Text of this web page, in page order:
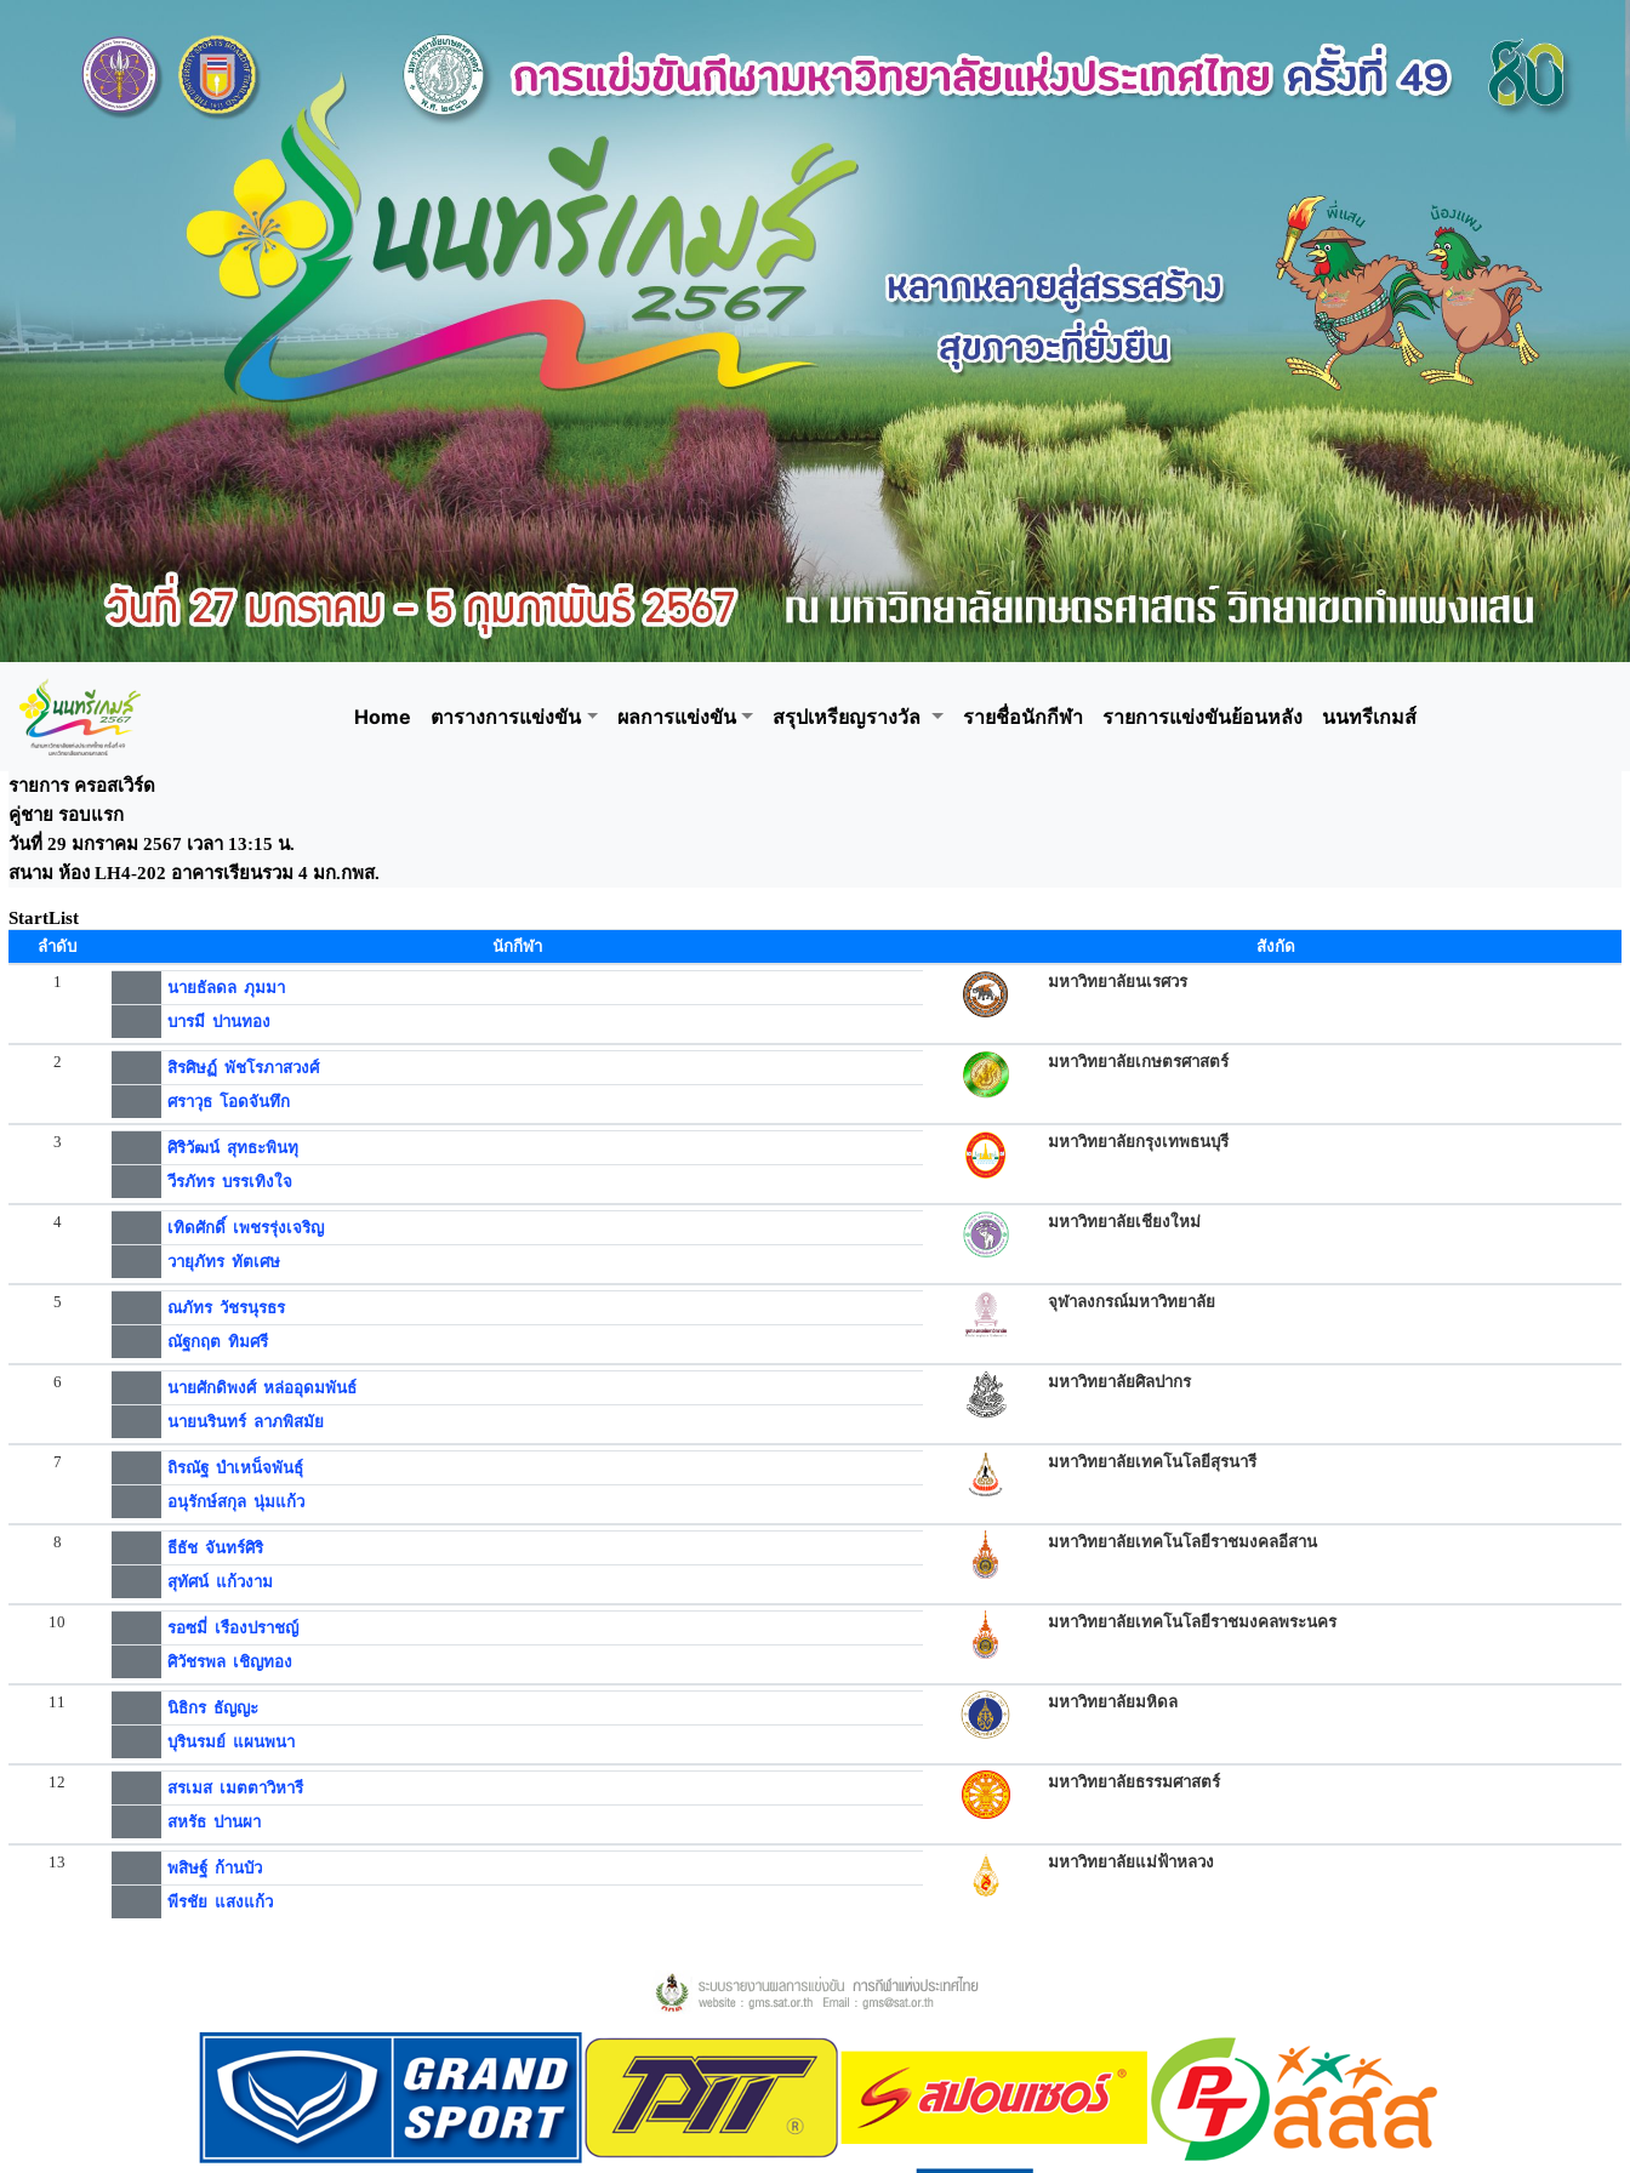
Home ตารางการแข่งขัน ผลการแข่งขัน สรุปเหรียญรางวัล รายชื่อนักกีฬา รายการแข่งขันย้อนหลัง นนทรีเกมส์
รายการ ครอสเวิร์ด
คู่ชาย รอบแรก
วันที่ 29 มกราคม 2567 เวลา 13:15 น.
สนาม ห้อง LH4-202 อาคารเรียนรวม 4 มก.กพส.
StartList
ลำดับ นักกีฬา
สังกัด
1
นายธัลดล ภุมมา
บารมี ปานทอง
มหาวิทยาลัยนเรศวร
2
สิรศิษฏ์ พัชโรภาสวงศ์
ศราวุธ โอดจันทึก
มหาวิทยาลัยเกษตรศาสตร์
3
ศิริวัฒน์ สุทธะพินทุ
วีรภัทร บรรเทิงใจ
มหาวิทยาลัยกรุงเทพธนบุรี
4
เทิดศักดิ์ เพชรรุ่งเจริญ
วายุภัทร ทัตเศษ
มหาวิทยาลัยเชียงใหม่
5
ณภัทร วัชรนุรธร
ณัฐกฤต ทิมศรี
จุฬาลงกรณ์มหาวิทยาลัย
6
นายศักดิพงศ์ หล่ออุดมพันธ์
นายนรินทร์ ลาภพิสมัย
มหาวิทยาลัยศิลปากร
7
ถิรณัฐ บำเหน็จพันธุ์
อนุรักษ์สกุล นุ่มแก้ว
มหาวิทยาลัยเทคโนโลยีสุรนารี
8
ธีธัช จันทร์ศิริ
สุทัศน์ แก้วงาม
มหาวิทยาลัยเทคโนโลยีราชมงคลอีสาน
10
รอซมี่ เรืองปราชญ์
ศิวัชรพล เชิญทอง
มหาวิทยาลัยเทคโนโลยีราชมงคลพระนคร
11
นิธิกร ธัญญะ
บุรินรมย์ แผนพนา
มหาวิทยาลัยมหิดล
12
สรเมส เมตตาวิหารี
สหรัธ ปานผา
มหาวิทยาลัยธรรมศาสตร์
13
พสิษฐ์ ก้านบัว
พีรชัย แสงแก้ว
มหาวิทยาลัยแม่ฟ้าหลวง